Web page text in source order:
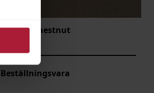
Linetex Chestnut
Beställningsvara